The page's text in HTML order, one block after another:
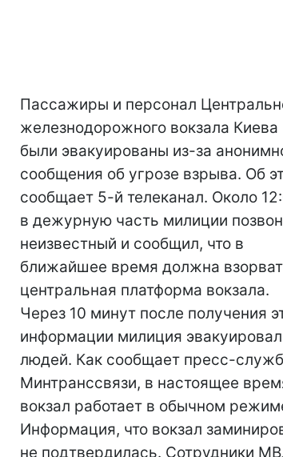
Пассажиры и персонал
железнодорожного вокзала Киева
были эвакуированы из-за
сообщения об угрозе взрыва. Об
сообщает 5-й телеканал. Около
в дежурную часть милиции
неизвестный и сообщил, что в
ближайшее время должна
центральная платформа вокзала.
Через 10 минут после получения
информации милиция
людей. Как сообщает пресс-
Минтранссвязи, в настоящее
вокзал работает в обычном
Информация, что вокзал
не подтвердилась. Сотрудники